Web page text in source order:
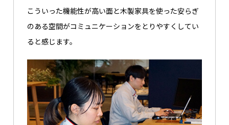
こういった機能性が高い面と木製家具を使った安らぎ
のある空間がコミュニケーションをとりやすくしてい
ると感じます。